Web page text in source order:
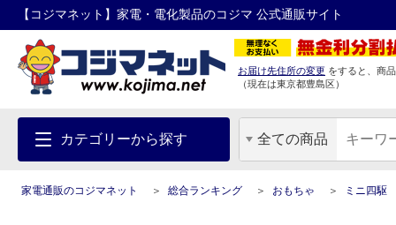
【コジマネット】家電・電化製品のコジマ 公式通販サイト
お届け先住所の変更 をすると、商
（現在は東京都豊島区）
カテゴリーから探す 全ての商品
家電通販のコジマネット 総合ランキング おもちゃ ミニ四駆